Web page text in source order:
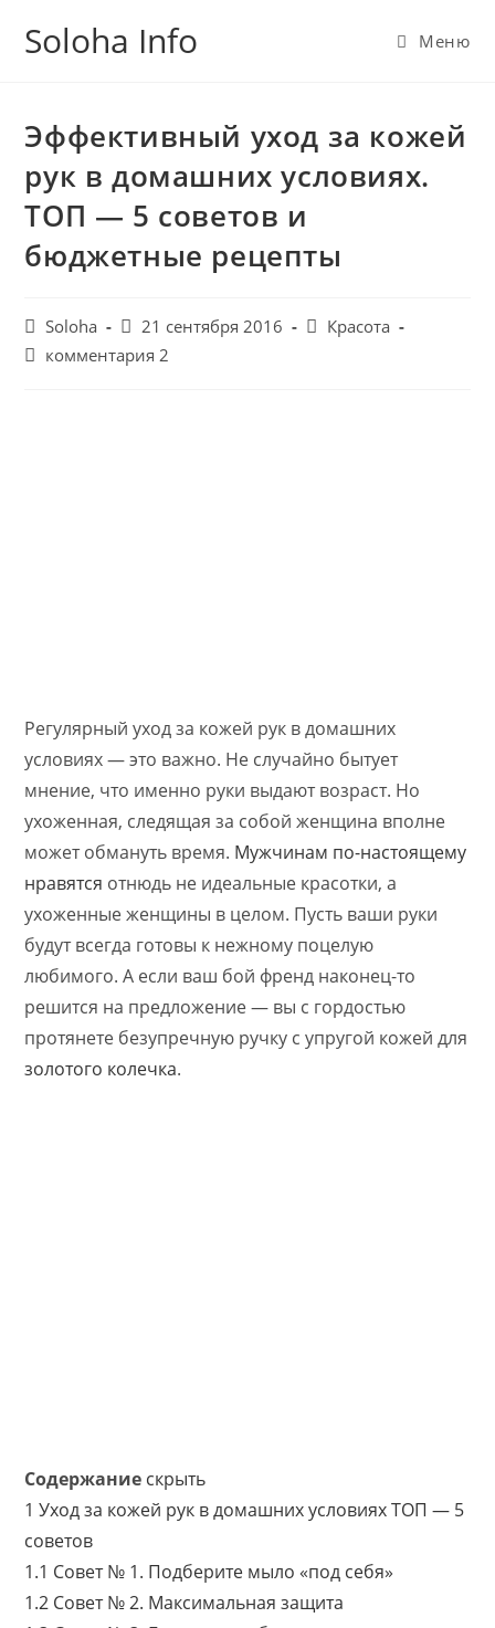
Soloha Info Меню
Эффективный уход за кожей
рук в домашних условиях.
ТОП — 5 советов и
бюджетные рецепты
Post
author:
Soloha
Запись
опубликована:
21 сентября 2016
PostКрасота
Postкомментария 2
Регулярный уход за кожей рук в домашних
условиях — это важно. Не случайно бытует
мнение, что именно руки выдают возраст. Но
ухоженная, следящая за собой женщина вполне
может обмануть время. Мужчинам по-настоящему
нравятся отнюдь не идеальные красотки, а
ухоженные женщины в целом. Пусть ваши руки
будут всегда готовы к нежному поцелую
любимого. А если ваш бой френд наконец-то
решится на предложение — вы с гордостью
протянете безупречную ручку с упругой кожей для
золотого колечка.
Содержание скрыть
1 Уход за кожей рук в домашних условиях ТОП — 5
советов
1.1 Совет № 1. Подберите мыло «под себя»
1.2 Совет № 2. Максимальная защита